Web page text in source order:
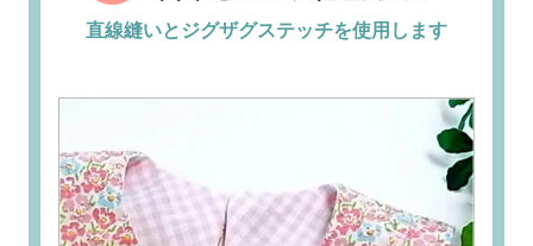
直線縫いとジグザグステッチを使用します